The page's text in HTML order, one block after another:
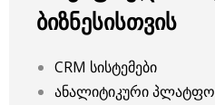
ბიზნესისთვის
CRM სისტემები
ანალიტიკური